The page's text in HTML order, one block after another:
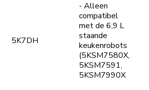
5K7DH
- Alleen
compatibel
met de 6,9 L
staande
keukenrobots
(5KSM7580X,
5KSM7591,
5KSM7990X